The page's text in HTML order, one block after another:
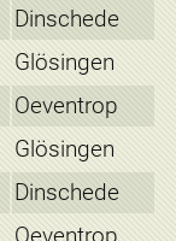
Dinschede
Glösingen
Oeventrop
Glösingen
Dinschede